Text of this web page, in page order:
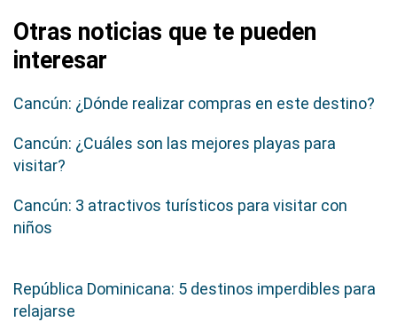
Otras noticias que te pueden
interesar
Cancún: ¿Dónde realizar compras en este destino?
Cancún: ¿Cuáles son las mejores playas para
visitar?
Cancún: 3 atractivos turísticos para visitar con
niños
República Dominicana: 5 destinos imperdibles para
relajarse